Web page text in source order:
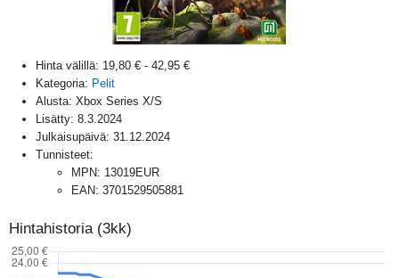
Hinta välillä: 19,80 € - 42,95 €
Kategoria: Pelit
Alusta: Xbox Series X/S
Lisätty: 8.3.2024
Julkaisupäivä: 31.12.2024
Tunnisteet:
MPN: 13019EUR
EAN: 3701529505881
Hintahistoria (3kk)